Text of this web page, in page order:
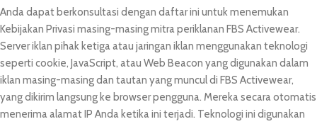
Anda dapat berkonsultasi dengan daftar ini untuk menemukan
Kebijakan Privasi masing-masing mitra periklanan FBS Activewear.
Server iklan pihak ketiga atau jaringan iklan menggunakan teknologi
seperti cookie, JavaScript, atau Web Beacon yang digunakan dalam
iklan masing-masing dan tautan yang muncul di FBS Activewear,
yang dikirim langsung ke browser pengguna. Mereka secara otomatis
menerima alamat IP Anda ketika ini terjadi. Teknologi ini digunakan